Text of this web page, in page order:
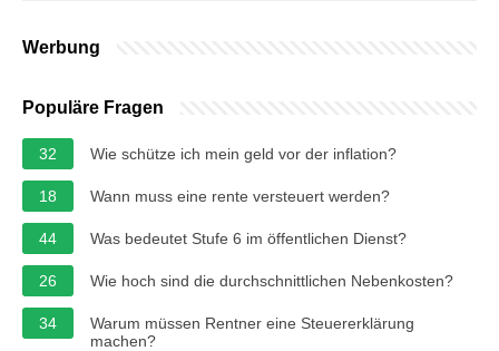
Werbung
Populäre Fragen
32 Wie schütze ich mein geld vor der inflation?
18 Wann muss eine rente versteuert werden?
44 Was bedeutet Stufe 6 im öffentlichen Dienst?
26 Wie hoch sind die durchschnittlichen Nebenkosten?
34
Warum müssen Rentner eine Steuererklärung
machen?